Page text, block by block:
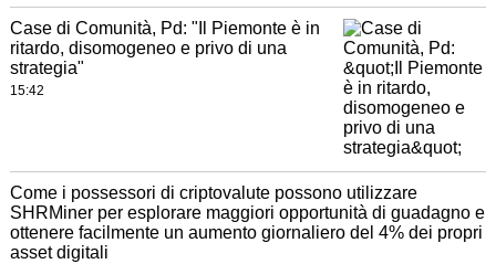
Case di Comunità, Pd: "Il Piemonte è in
ritardo, disomogeneo e privo di una
strategia"
15:42
Come i possessori di criptovalute possono utilizzare
SHRMiner per esplorare maggiori opportunità di guadagno e
ottenere facilmente un aumento giornaliero del 4% dei propri
asset digitali